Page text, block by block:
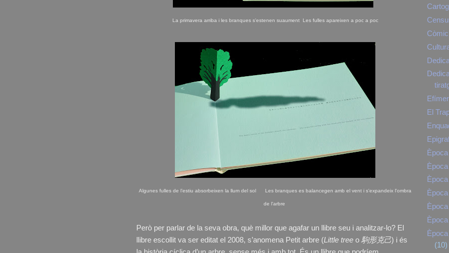
La primavera arriba i les branques s'estenen suaument Les fulles apareixen a poc a poc
Algunes fulles de l’estiu absorbeixen la llum del sol Les branques es balancegen amb el vent i s'expandeix l'ombra
de l'arbre
Però per parlar de la seva obra, què millor que agafar un llibre seu i analitzar-lo? El
llibre escollit va ser editat el 2008, s’anomena Petit arbre (Little tree o 駒形克己) i és
Còmic
El
(10)